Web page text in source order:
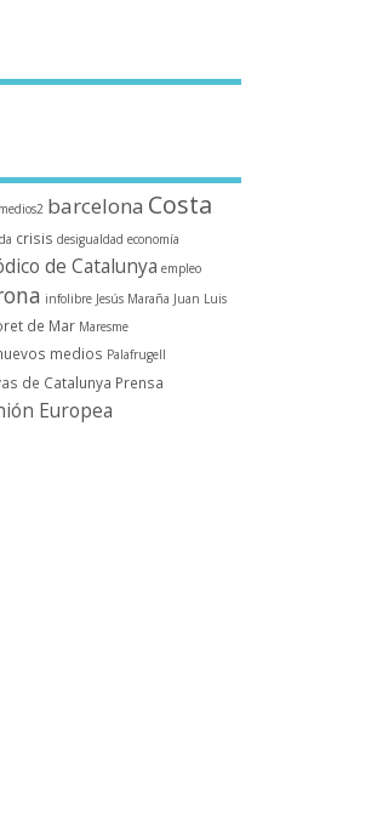
barcelona Costa
crisis desigualdad economía
de Catalunya empleo
infolibre Jesús Maraña Juan Luis
de Mar Maresme
medios Palafrugell
de Catalunya Prensa
Europea